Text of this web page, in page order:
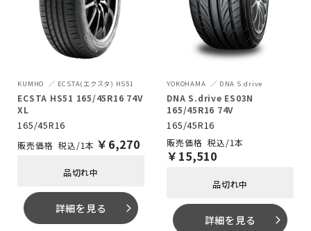
KUMHO ECSTA(エクスタ) HS51
ECSTA HS51 165/45R16 74V
XL
165/45R16
税込/1本 ￥ 6,270
品切れ中
詳細を見る arrow_forward_ios
YOKOHAMA DNA S.drive
DNA S.drive ES03N
165/45R16 74V
165/45R16
税込/1本
￥ 15,510
品切れ中
詳細を見る arrow_forward_ios